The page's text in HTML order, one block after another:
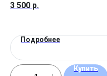
3 500 р.
Подробнее
Купить